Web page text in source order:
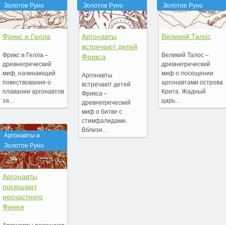
Золотое Руно
Фрикс и Гелла
Фрикс и Гелла –
древнегреческий
миф, начинающий
повествование о
плавании аргонавтов
за…
Аргонавты и
Золотое Руно
Аргонавты
посещают
несчастного
Финея
Золотое Руно
Аргонавты
встречают детей
Фрикса
Аргонавты
встречают детей
Фрикса –
древнегреческий
миф о битве с
стимфалидами.
Вблизи…
Золотое Руно
Великий Талос
Великий Талос –
древнегреческий
миф о посещении
аргонавтами острова
Крита. Жадный
царь…